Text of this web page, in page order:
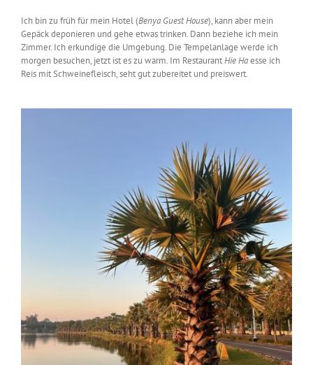
Ich bin zu früh für mein Hotel (Benya Guest House), kann aber mein
Gepäck deponieren und gehe etwas trinken. Dann beziehe ich mein
Zimmer. Ich erkundige die Umgebung. Die Tempelanlage werde ich
morgen besuchen, jetzt ist es zu warm. Im RestaurantHieHaesse ich
Reis mit Schweinefleisch, seht gut zubereitet und preiswert.